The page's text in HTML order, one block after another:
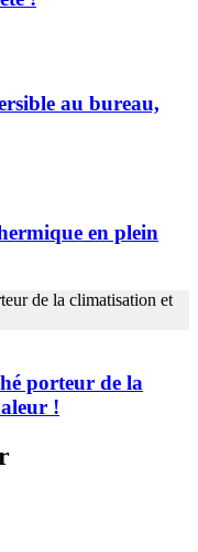
au bureau,
en plein
porteur de la
!